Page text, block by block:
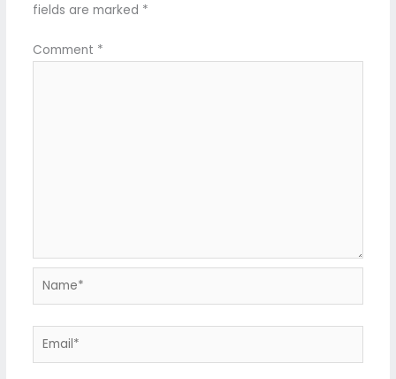
fields are marked *
Comment *
Name*
Email*